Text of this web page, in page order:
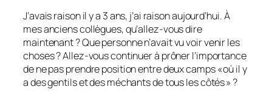
J’avais raison il y a 3 ans, j’ai raison aujourd’hui. À
mes anciens collègues, qu’allez-vous dire
maintenant ? Que personne n’avait vu voir venir les
choses ? Allez-vous continuer à prôner l’importance
de ne pas prendre position entre deux camps « où il y
a des gentils et des méchants de tous les côtés » ?